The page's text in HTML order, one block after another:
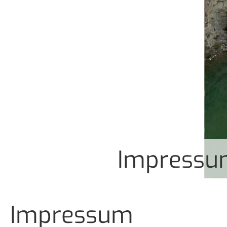
Impressum